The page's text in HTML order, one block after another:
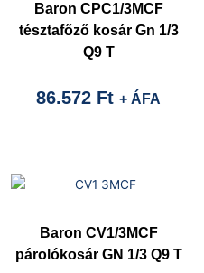
Baron CPC1/3MCF
tésztafőző kosár Gn 1/3
Q9 T
86.572 Ft + ÁFA
Baron CV1/3MCF
párolókosár GN 1/3 Q9 T